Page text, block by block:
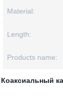
Material:
Length:
Products name:
Коаксиальный